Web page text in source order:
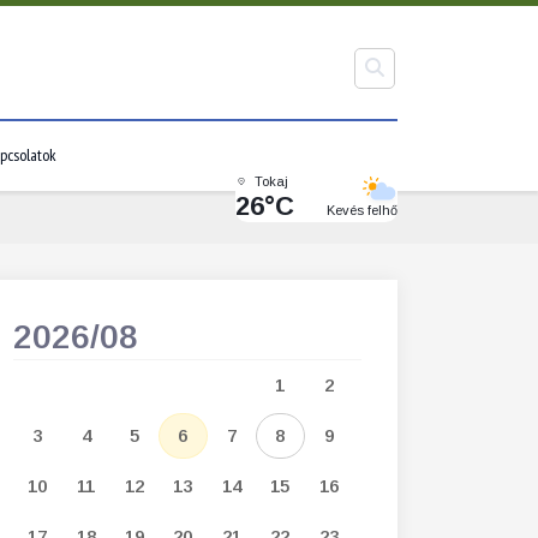
Tokaj
26°C Kevés felhő
2026/08
1 2
3 4 5 6 7 8 9
10 11 12 13 14 15 16